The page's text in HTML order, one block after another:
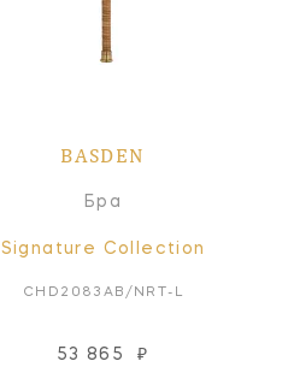
BASDEN
Бра
Signature Collection
CHD2083AB/NRT-L
53 865 ₽